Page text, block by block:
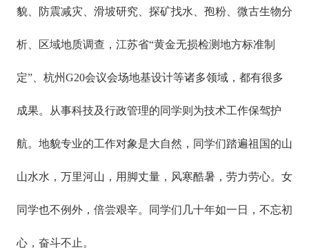
貌、防震减灾、滑坡研究、探矿找水、孢粉、微古生物分
析、区域地质调查，江苏省“黄金无损检测地方标准制
定”、杭州G20会议会场地基设计等诸多领域，都有很多
成果。从事科技及行政管理的同学则为技术工作保驾护
航。地貌专业的工作对象是大自然，同学们踏遍祖国的山
山水水，万里河山，用脚丈量，风寒酷暑，劳力劳心。女
同学也不例外，倍尝艰辛。同学们几十年如一日，不忘初
心，奋斗不止。